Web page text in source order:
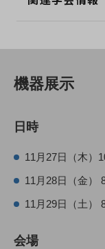
機器展示
日時
11月27日（木）
11月28日（金）
11月29日（土）
会場